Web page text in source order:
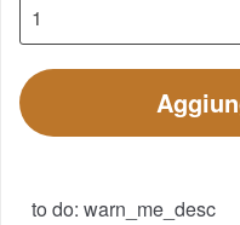
to do: warn_me_desc